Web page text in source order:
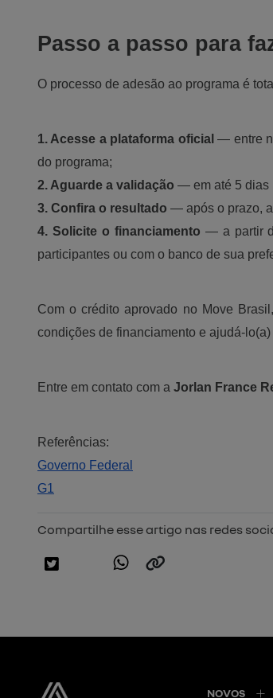
Passo a passo para
O processo de adesão ao programa é
1. Acesse a plataforma oficial — entre
do programa;
2. Aguarde a validação — em até 5 dias
3. Confira o resultado — após o prazo,
4. Solicite o financiamento — a partir
participantes ou com o banco de sua
Com o crédito aprovado no Move
condições de financiamento e ajudá-
Entre em contato com a Jorlan France
Referências:
Governo Federal
G1
Compartilhe esse artigo nas redes
NOVOS